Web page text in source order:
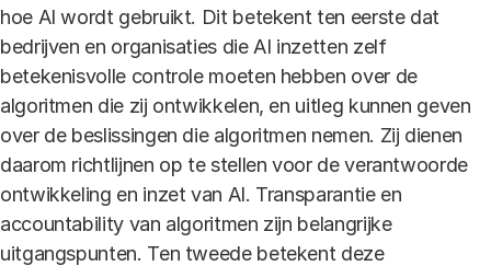
hoe AI wordt gebruikt. Dit betekent ten eerste dat
bedrijven en organisaties die AI inzetten zelf
betekenisvolle controle moeten hebben over de
algoritmen die zij ontwikkelen, en uitleg kunnen geven
over de beslissingen die algoritmen nemen. Zij dienen
daarom richtlijnen op te stellen voor de verantwoorde
ontwikkeling en inzet van AI. Transparantie en
accountability van algoritmen zijn belangrijke
uitgangspunten. Ten tweede betekent deze